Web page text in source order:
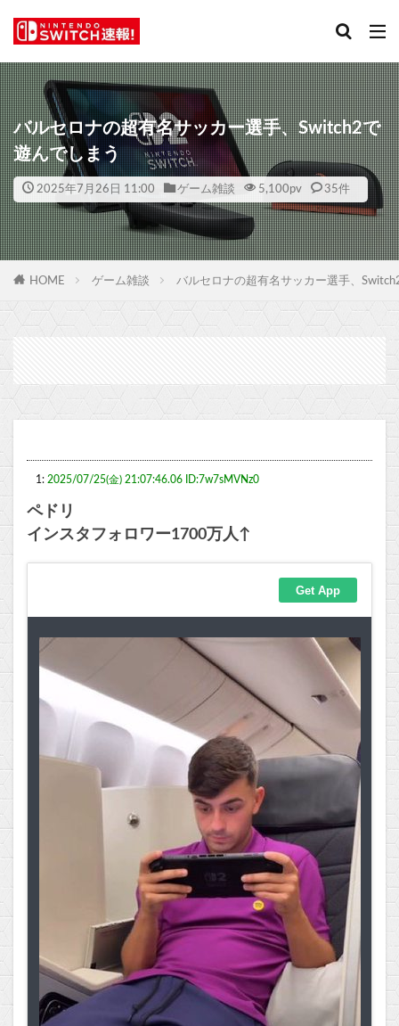
バルセロナの超有名サッカー選手、Switch2で
遊んでしまう
2025年7月26日 11:00 ゲーム雑談 5,100pv 35件
HOME ゲーム雑談 バルセロナの超有名サッカー選手、
1: 2025/07/25(金) 21:07:46.06 ID:7w7sMVNz0
ペドリ
インスタフォロワー1700万人↑